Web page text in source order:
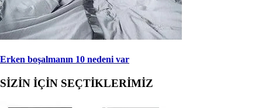
Erken boşalmanın 10 nedeni var
SİZİN İÇİN SEÇTİKLERİMİZ